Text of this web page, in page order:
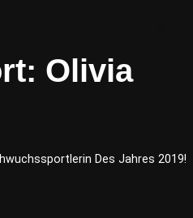
Olivia
Des Jahres 2019!